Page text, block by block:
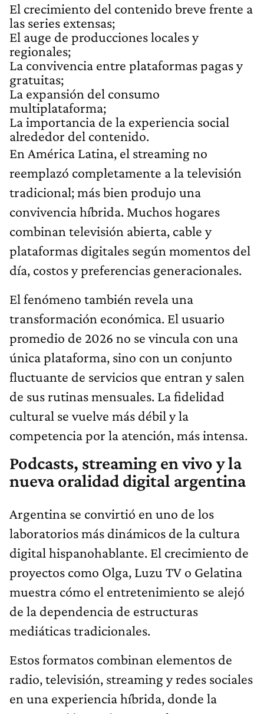
El crecimiento del contenido breve frente a
las series extensas;
El auge de producciones locales y
regionales;
La convivencia entre plataformas pagas y
gratuitas;
La expansión del consumo
multiplataforma;
La importancia de la experiencia social
alrededor del contenido.
En América Latina, el streaming no
reemplazó completamente a la televisión
tradicional; más bien produjo una
convivencia híbrida. Muchos hogares
combinan televisión abierta, cable y
plataformas digitales según momentos del
día, costos y preferencias generacionales.
El fenómeno también revela una
transformación económica. El usuario
promedio de 2026 no se vincula con una
única plataforma, sino con un conjunto
fluctuante de servicios que entran y salen
de sus rutinas mensuales. La fidelidad
cultural se vuelve más débil y la
competencia por la atención, más intensa.
Podcasts, streaming en vivo y la
nueva oralidad digital argentina
Argentina se convirtió en uno de los
laboratorios más dinámicos de la cultura
digital hispanohablante. El crecimiento de
proyectos como Olga, Luzu TV o Gelatina
muestra cómo el entretenimiento se alejó
de la dependencia de estructuras
mediáticas tradicionales.
Estos formatos combinan elementos de
radio, televisión, streaming y redes sociales
en una experiencia híbrida, donde la